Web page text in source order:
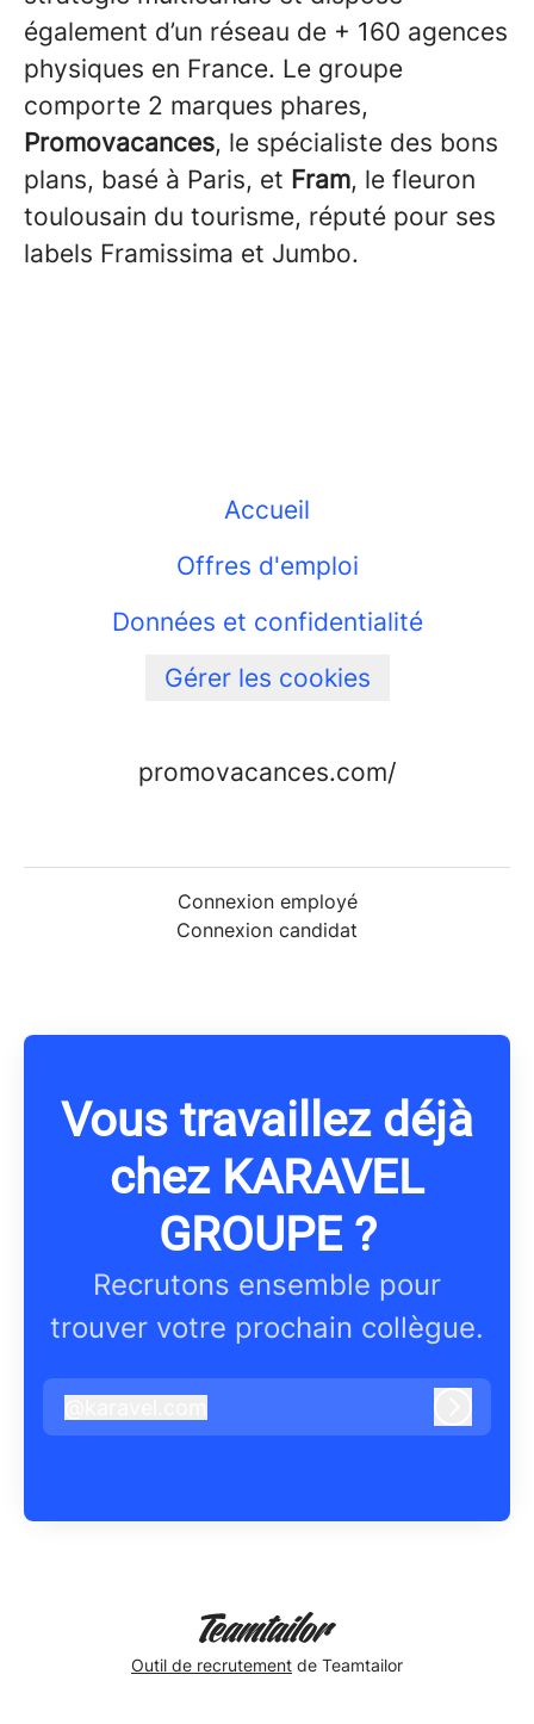
également d’un réseau de + 160 agences
physiques en France. Le groupe
comporte 2 marques phares,
Promovacances, le spécialiste des bons
plans, basé à Paris, et Fram, le fleuron
toulousain du tourisme, réputé pour ses
labels Framissima et Jumbo.
Accueil
Offres d'emploi
Données et confidentialité
Gérer les cookies
promovacances.com/
Connexion employé
Connexion candidat
Vous travaillez déjà
chez KARAVEL
GROUPE ?
Recrutons ensemble pour
trouver votre prochain collègue.
karavel.com
Outil de recrutement de Teamtailor